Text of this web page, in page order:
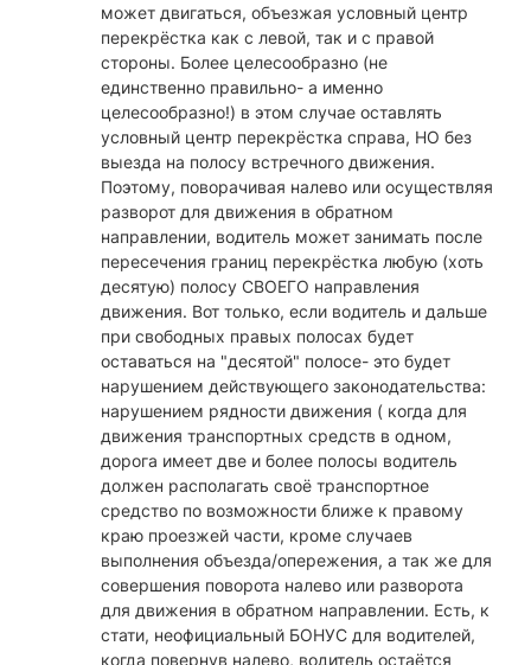
может двигаться, объезжая условный центр
перекрёстка как с левой, так и с правой
стороны. Более целесообразно (не
единственно правильно- а именно
целесообразно!) в этом случае оставлять
условный центр перекрёстка справа, НО без
выезда на полосу встречного движения.
Поэтому, поворачивая налево или осуществляя
разворот для движения в обратном
направлении, водитель может занимать после
пересечения границ перекрёстка любую (хоть
десятую) полосу СВОЕГО направления
движения. Вот только, если водитель и дальше
при свободных правых полосах будет
оставаться на "десятой" полосе- это будет
нарушением действующего законодательства:
нарушением рядности движения ( когда для
движения транспортных средств в одном,
дорога имеет две и более полосы водитель
должен располагать своё транспортное
средство по возможности ближе к правому
краю проезжей части, кроме случаев
выполнения объезда/опережения, а так же для
совершения поворота налево или разворота
для движения в обратном направлении. Есть, к
стати, неофициальный БОНУС для водителей,
когда повернув налево, водитель остаётся